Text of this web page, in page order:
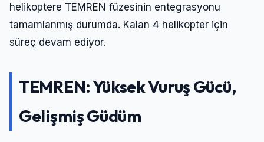
helikoptere TEMREN füzesinin entegrasyonu
tamamlanmış durumda. Kalan 4 helikopter için
süreç devam ediyor.
TEMREN: Yüksek Vuruş Gücü,
Gelişmiş Güdüm